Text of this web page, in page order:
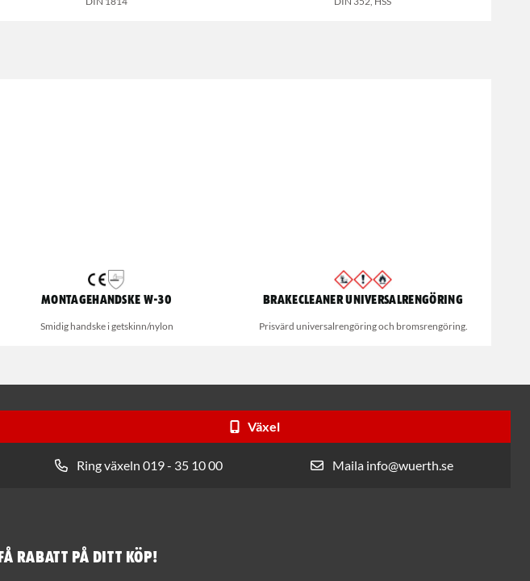
Montagehandske W-30
Smidig handske i getskinn/nylon
Brakecleaner universalrengöring
Prisvärd universalrengöring och bromsrengöring.
Växel
Ring växeln 019 - 35 10 00 Maila info@wuerth.se
Få rabatt på ditt köp!